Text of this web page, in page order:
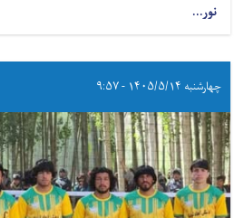
نور...
چهارشنبه ۱۴۰۵/۵/۱۴ - ۹:۵۷